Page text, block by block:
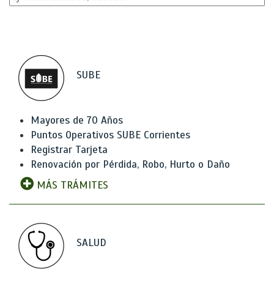
SUBE
Mayores de 70 Años
Puntos Operativos SUBE Corrientes
Registrar Tarjeta
Renovación por Pérdida, Robo, Hurto o Daño
MÁS TRÁMITES
SALUD